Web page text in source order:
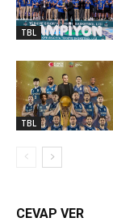
TBL
TBL
CEVAP VER